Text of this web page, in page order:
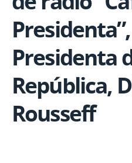
Presidenta
República,
Rousseff